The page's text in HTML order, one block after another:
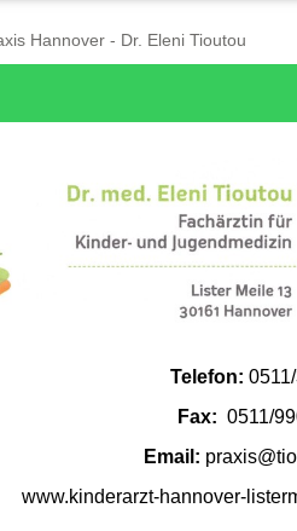
Hannover - Dr. Eleni Tioutou
Telefon:
Fax: 0511/
Email:
www.kinderarzt-hannover-